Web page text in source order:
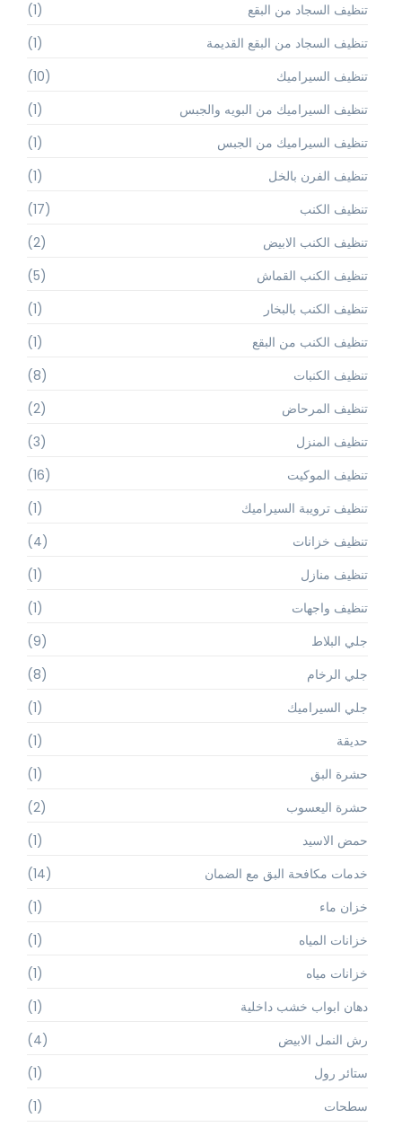
تنظيف السجاد من البقع
(1)
تنظيف السجاد من البقع القديمة
(1)
تنظيف السيراميك
(10)
تنظيف السيراميك من البويه والجبس
(1)
تنظيف السيراميك من الجبس
(1)
تنظيف الفرن بالخل
(1)
تنظيف الكنب
(17)
تنظيف الكنب الابيض
(2)
تنظيف الكنب القماش
(5)
تنظيف الكنب بالبخار
(1)
تنظيف الكنب من البقع
(1)
تنظيف الكنبات
(8)
تنظيف المرحاض
(2)
تنظيف المنزل
(3)
تنظيف الموكيت
(16)
تنظيف ترويبة السيراميك
(1)
تنظيف خزانات
(4)
تنظيف منازل
(1)
تنظيف واجهات
(1)
جلي البلاط
(9)
جلي الرخام
(8)
جلي السيراميك
(1)
حديقة
(1)
حشرة البق
(1)
حشرة اليعسوب
(2)
حمض الاسيد
(1)
خدمات مكافحة البق مع الضمان
(14)
خزان ماء
(1)
خزانات المياه
(1)
خزانات مياه
(1)
دهان ابواب خشب داخلية
(1)
رش النمل الابيض
(4)
ستائر رول
(1)
سطحات
(1)